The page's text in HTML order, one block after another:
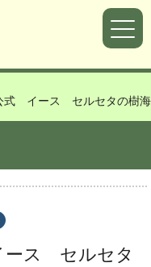
式 イース セルセタの樹
ース セルセタ